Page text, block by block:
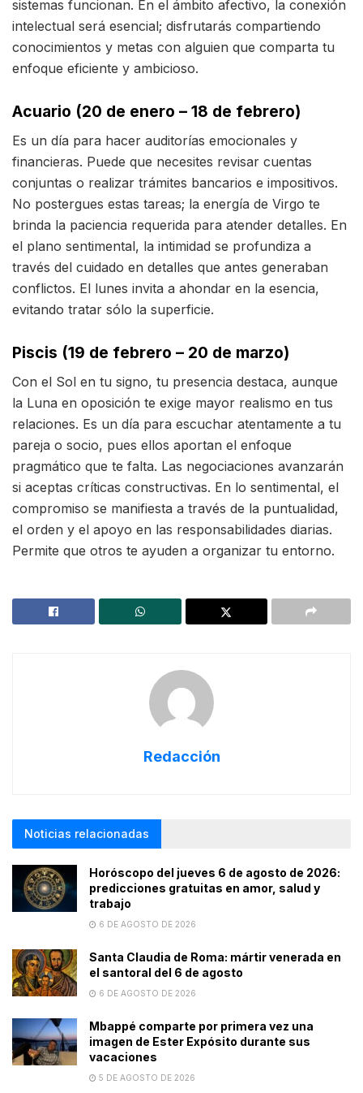
sistemas funcionan. En el ámbito afectivo, la conexión
intelectual será esencial; disfrutarás compartiendo
conocimientos y metas con alguien que comparta tu
enfoque eficiente y ambicioso.
Acuario (20 de enero – 18 de febrero)
Es un día para hacer auditorías emocionales y
financieras. Puede que necesites revisar cuentas
conjuntas o realizar trámites bancarios e impositivos.
No postergues estas tareas; la energía de Virgo te
brinda la paciencia requerida para atender detalles. En
el plano sentimental, la intimidad se profundiza a
través del cuidado en detalles que antes generaban
conflictos. El lunes invita a ahondar en la esencia,
evitando tratar sólo la superficie.
Piscis (19 de febrero – 20 de marzo)
Con el Sol en tu signo, tu presencia destaca, aunque
la Luna en oposición te exige mayor realismo en tus
relaciones. Es un día para escuchar atentamente a tu
pareja o socio, pues ellos aportan el enfoque
pragmático que te falta. Las negociaciones avanzarán
si aceptas críticas constructivas. En lo sentimental, el
compromiso se manifiesta a través de la puntualidad,
el orden y el apoyo en las responsabilidades diarias.
Permite que otros te ayuden a organizar tu entorno.
Redacción
Noticias relacionadas
Horóscopo del jueves 6 de agosto de 2026:
predicciones gratuitas en amor, salud y
trabajo
6 DE AGOSTO DE 2026
Santa Claudia de Roma: mártir venerada en
el santoral del 6 de agosto
6 DE AGOSTO DE 2026
Mbappé comparte por primera vez una
imagen de Ester Expósito durante sus
vacaciones
5 DE AGOSTO DE 2026